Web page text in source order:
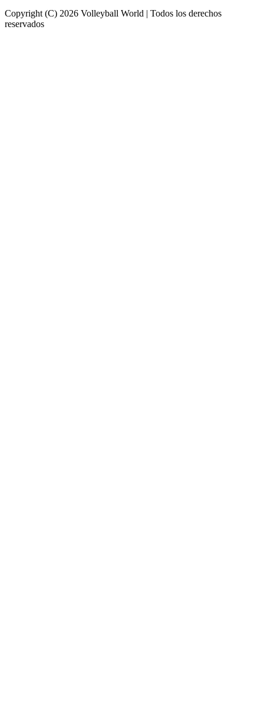
Copyright (C) 2026 Volleyball World | Todos los derechos
reservados